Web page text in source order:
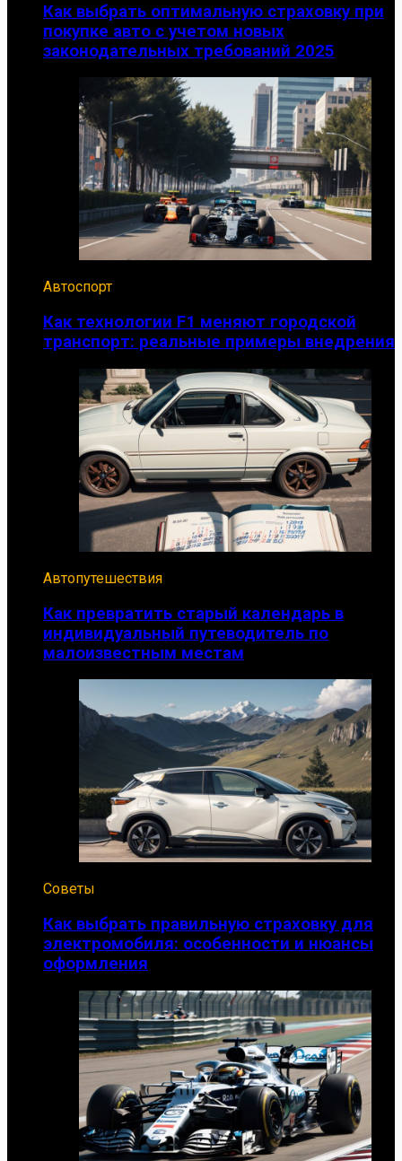
Как выбрать оптимальную страховку при
покупке авто с учетом новых
законодательных требований 2025
Автоспорт
Как технологии F1 меняют городской
транспорт: реальные примеры внедрения
Автопутешествия
Как превратить старый календарь в
индивидуальный путеводитель по
малоизвестным местам
Советы
Как выбрать правильную страховку для
электромобиля: особенности и нюансы
оформления